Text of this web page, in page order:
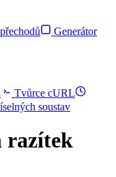
Generátor
Tvůrce cURL
soustav
razítek